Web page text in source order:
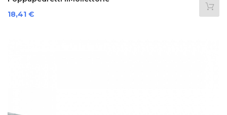
Prezzo
18,41 €